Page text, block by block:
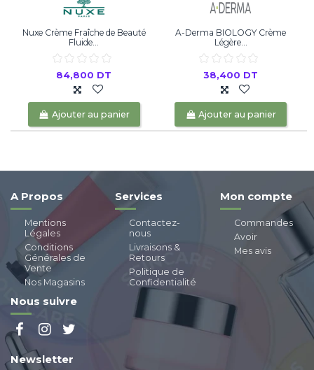
Nuxe Crème Fraîche de Beauté
Fluide...
84,800 DT
Ajouter au panier
A-Derma BIOLOGY Crème
Légère...
38,400 DT
Ajouter au panier
A Propos
Mentions
Légales
Conditions
Générales de
Vente
Nos Magasins
Services
Contactez-
nous
Livraisons &
Retours
Politique de
Confidentialité
Mon compte
Commandes
Avoir
Mes avis
Nous suivre
Newsletter